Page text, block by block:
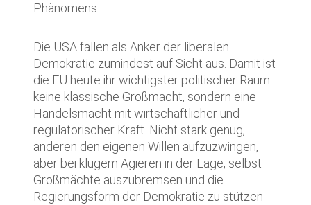
Phänomens.
Die USA fallen als Anker der liberalen
Demokratie zumindest auf Sicht aus. Damit ist
die EU heute ihr wichtigster politischer Raum:
keine klassische Großmacht, sondern eine
Handelsmacht mit wirtschaftlicher und
regulatorischer Kraft. Nicht stark genug,
anderen den eigenen Willen aufzuzwingen,
aber bei klugem Agieren in der Lage, selbst
Großmächte auszubremsen und die
Regierungsform der Demokratie zu stützen